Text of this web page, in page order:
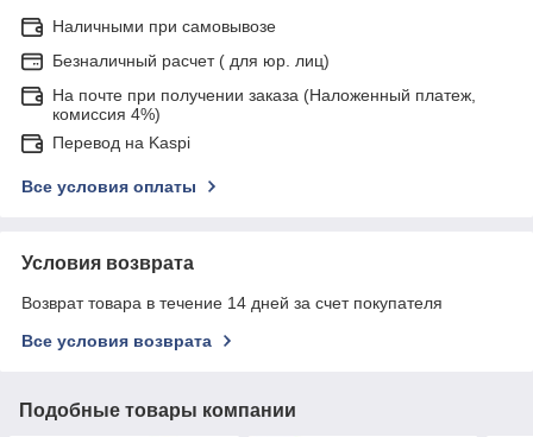
Наличными при самовывозе
Безналичный расчет ( для юр. лиц)
На почте при получении заказа (Наложенный платеж,
комиссия 4%)
Перевод на Kaspi
Все условия оплаты
Условия возврата
Возврат товара в течение 14 дней за счет покупателя
Все условия возврата
Подобные товары компании